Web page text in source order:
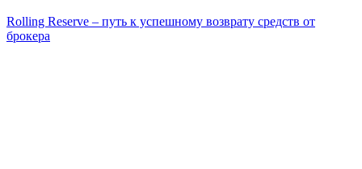
Rolling Reserve – путь к успешному возврату средств от
брокера